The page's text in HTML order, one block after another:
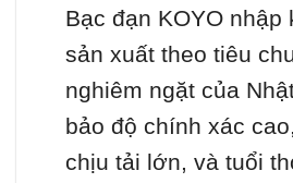
Bạc đạn KOYO nhập
sản xuất theo tiêu
nghiêm ngặt của
bảo độ chính xác
chịu tải lớn, và tuổi